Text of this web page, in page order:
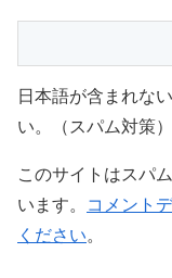
日本語が含まれな
い。（スパム対策）
このサイトはスパ
います。
コメント
ください。